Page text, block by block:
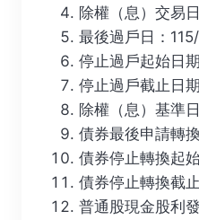
除權（息）交易
最後過戶日：
停止過戶起始日
停止過戶截止日
除權（息）基準
債券最後申請轉
債券停止轉換起
債券停止轉換截
普通股現金股利